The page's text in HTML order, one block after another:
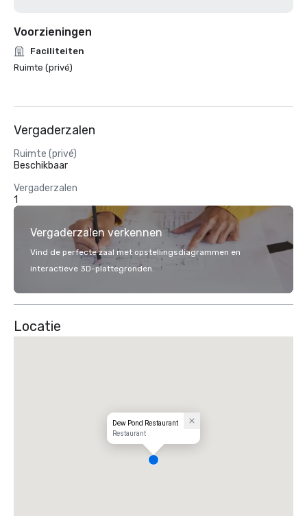
Voorzieningen
Faciliteiten
Ruimte (privé)
Vergaderzalen
Ruimte (privé)
Beschikbaar
Vergaderzalen
1
Vergaderzalen verkennen
Vind de perfecte zaal met opstellingsdiagrammen en
interactieve 3D-plattegronden.
Locatie
Dew Pond Restaurant
Restaurant